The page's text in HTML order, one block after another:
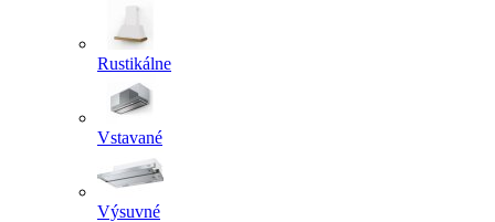
Rustikálne
Vstavané
Výsuvné